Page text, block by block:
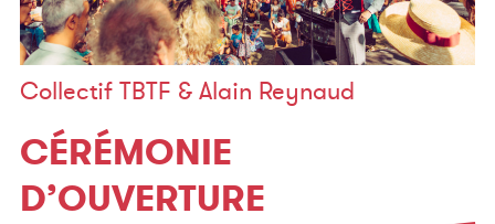
Collectif TBTF & Alain Reynaud
CÉRÉMONIE
D’OUVERTURE